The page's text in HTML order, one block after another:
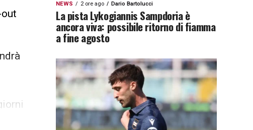
NEWS 2 ore ago Dario Bartolucci
La pista Lykogiannis Sampdoria è
ancora viva: possibile ritorno di fiamma
a fine agosto